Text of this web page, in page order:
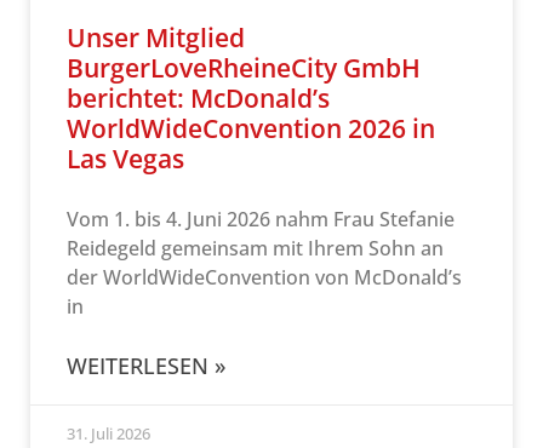
Unser Mitglied
BurgerLoveRheineCity GmbH
berichtet: McDonald’s
WorldWideConvention 2026 in
Las Vegas
Vom 1. bis 4. Juni 2026 nahm Frau Stefanie
Reidegeld gemeinsam mit Ihrem Sohn an
der WorldWideConvention von McDonald’s
in
WEITERLESEN »
31. Juli 2026